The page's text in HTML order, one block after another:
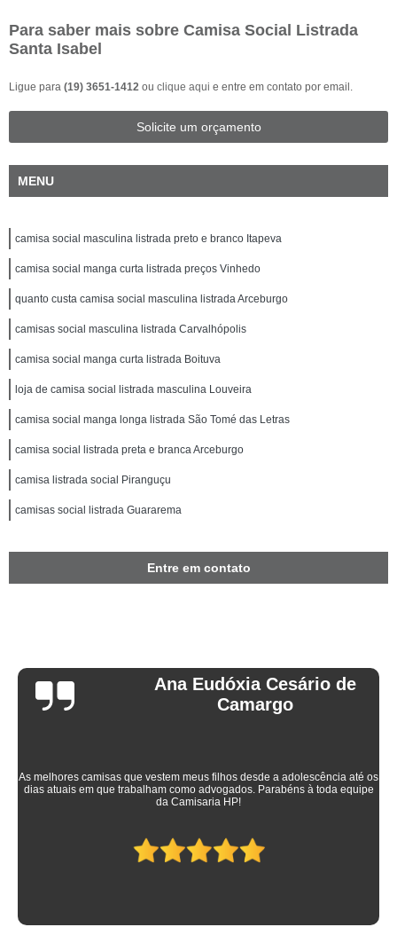
Para saber mais sobre Camisa Social Listrada
Santa Isabel
Ligue para (19) 3651-1412 ou clique aqui e entre em contato por email.
Solicite um orçamento
MENU
camisa social masculina listrada preto e branco Itapeva
camisa social manga curta listrada preços Vinhedo
quanto custa camisa social masculina listrada Arceburgo
camisas social masculina listrada Carvalhópolis
camisa social manga curta listrada Boituva
loja de camisa social listrada masculina Louveira
camisa social manga longa listrada São Tomé das Letras
camisa social listrada preta e branca Arceburgo
camisa listrada social Piranguçu
camisas social listrada Guararema
Entre em contato
Ana Eudóxia Cesário de
Camargo
As melhores camisas que vestem meus filhos desde a adolescência até os
dias atuais em que trabalham como advogados. Parabéns à toda equipe
da Camisaria HP!